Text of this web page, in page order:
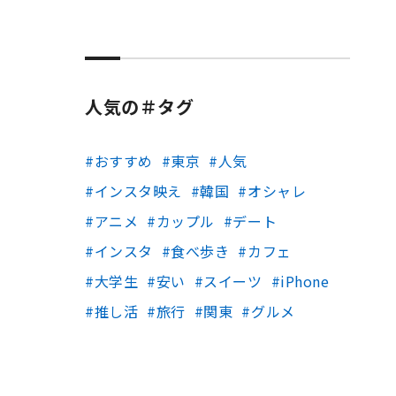
人気の＃タグ
おすすめ 東京
人気
インスタ映え
韓国
オシャレ
アニメ
カップル
デート
インスタ
食べ歩き
カフェ
大学生
安い スイーツ
iPhone
推し活
旅行 関東 グルメ